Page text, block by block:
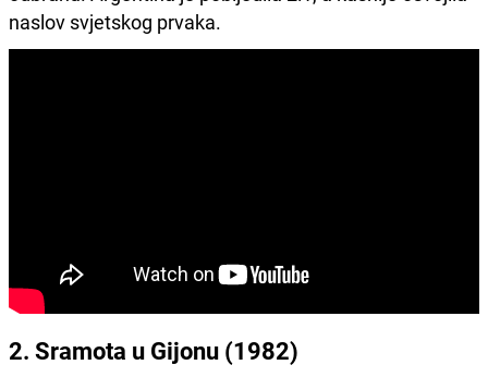
naslov svjetskog prvaka.
2. Sramota u Gijonu (1982)